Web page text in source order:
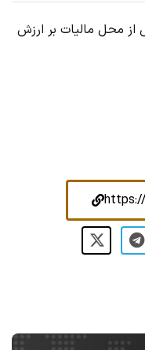
از محل مالیات بر ارزش